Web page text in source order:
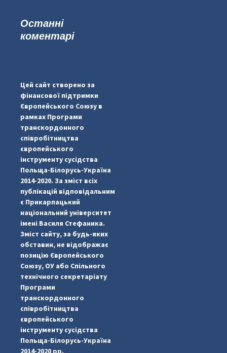
#PipIvanToday
Останні
коментарі
Цей сайт створено за
фінансової підтримки
Європейського Союзу в
рамках Програми
транскордонного
співробітництва
європейського
інструменту сусідства
Польща-Білорусь-Україна
2014-2020. За зміст всіх
публікацій відповідальним
є Прикарпацький
національний університет
імені Василя Стефаника.
Зміст сайту, за будь-яких
обставин, не відображає
позицію Європейського
Союзу, ОУ або Спільного
технічного секретаріату
Програми
транскордонного
співробітництва
європейського
інструменту сусідства
Польща-Білорусь-Україна
2014-2020 рр.